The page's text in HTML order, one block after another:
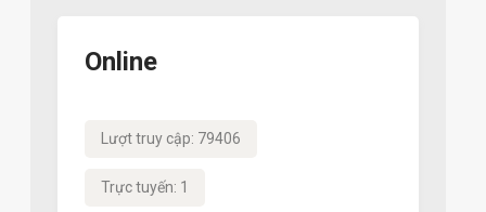
Online
Lượt truy cập: 79406
Trực tuyến: 1